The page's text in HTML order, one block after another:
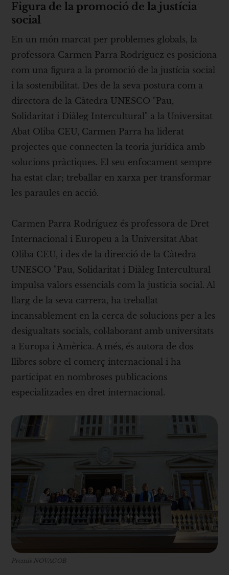
Figura de la promoció de la justícia
social
En un món marcat per problemes globals, la
professora Carmen Parra Rodríguez es posiciona
com una figura a la promoció de la justícia social
i la sostenibilitat. Des de la seva postura com a
directora de la Càtedra UNESCO "Pau,
Solidaritat i Diàleg Intercultural" a la Universitat
Abat Oliba CEU, Carmen Parra ha liderat
projectes que connecten la teoria jurídica amb
solucions pràctiques. El seu enfocament sempre
ha estat clar; treballar en xarxa per transformar
les paraules en acció.
Carmen Parra Rodríguez és professora de Dret
Internacional i Europeu a la Universitat Abat
Oliba CEU, i des de la direcció de la Càtedra
UNESCO "Pau, Solidaritat i Diàleg Intercultural
impulsa valors essencials com la justícia social. Al
llarg de la seva carrera, ha treballat
incansablement en la cerca de solucions per a les
desigualtats socials, col·laborant amb universitats
a Europa i Amèrica. A més, és autora de dos
llibres sobre el comerç internacional i ha
participat en nombroses publicacions
especialitzades en dret internacional.
Premis NOVAGOB